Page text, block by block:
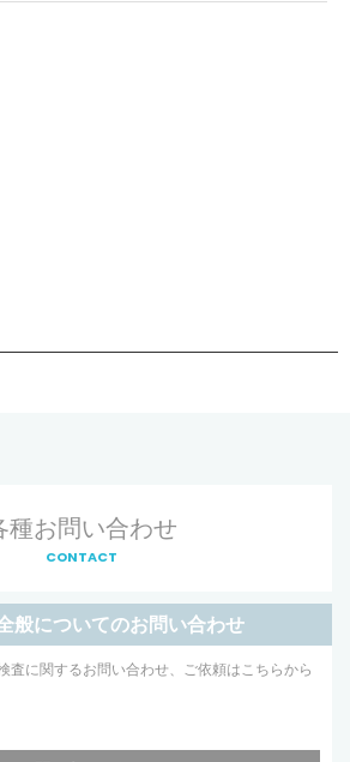
種お問い合わせ
CONTACT
般についてのお問い合わせ
査に関するお問い合わせ、ご依頼はこちらから